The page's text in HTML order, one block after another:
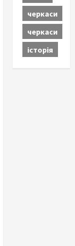
черкаси
черкаси
історія